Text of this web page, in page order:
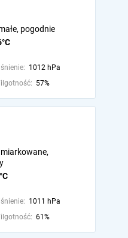
pogodnie
1012 hPa
57%
1011 hPa
61%